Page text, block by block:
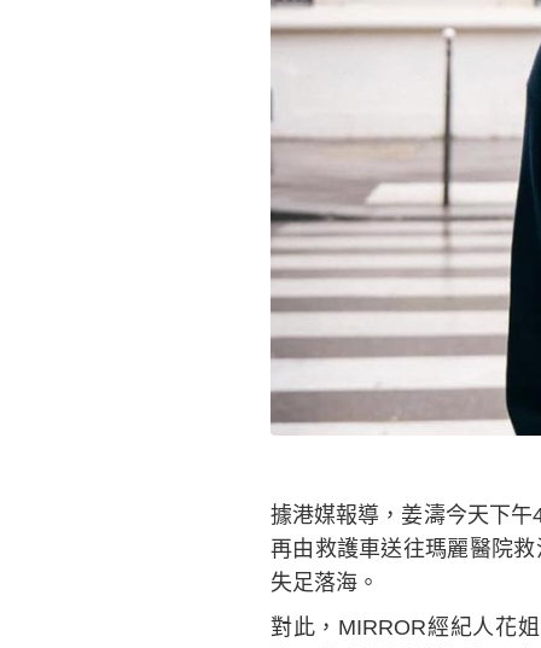
據港媒報導，姜濤今天下
再由救護車送往瑪麗醫院
失足落海。
對此，MIRROR經紀人花